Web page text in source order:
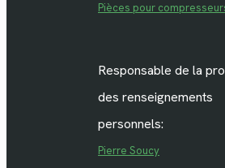
Pièces pour
Responsable de la
des renseignements
personnels:
Pierre Soucy